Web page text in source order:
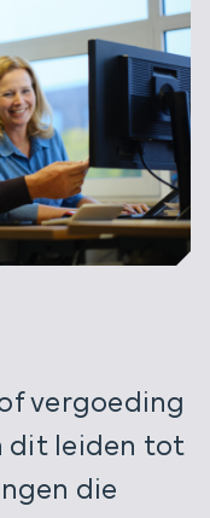
vergoeding
dit leiden tot
die